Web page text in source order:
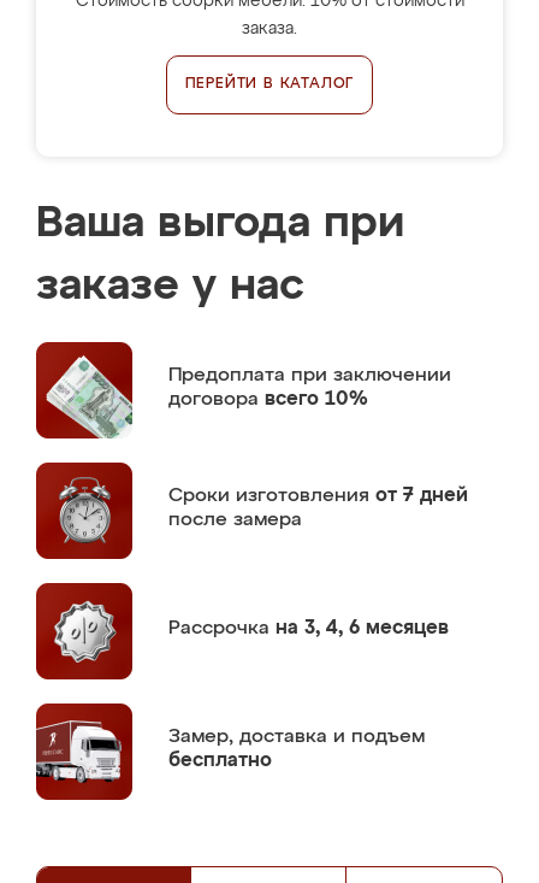
заказа.
ПЕРЕЙТИ В КАТАЛОГ
Ваша выгода при
заказе у нас
Предоплата при заключении
договора всего 10%
Сроки изготовления от 7 дней
после замера
Рассрочка на 3, 4, 6 месяцев
Замер, доставка и подъем
бесплатно